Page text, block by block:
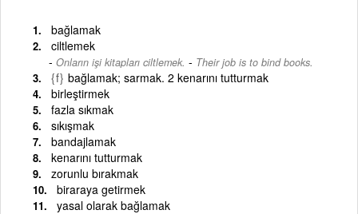
bağlamak
ciltlemek
Onların işi kitapları ciltlemek. - Their job is to bind books.
{f} bağlamak; sarmak. 2 kenarını tutturmak
birleştirmek
fazla sıkmak
sıkışmak
bandajlamak
kenarını tutturmak
zorunlu bırakmak
biraraya getirmek
yasal olarak bağlamak